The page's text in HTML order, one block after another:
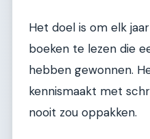
Het doel is om elk
boeken te lezen die
hebben gewonnen.
kennismaakt met
nooit zou oppakken.